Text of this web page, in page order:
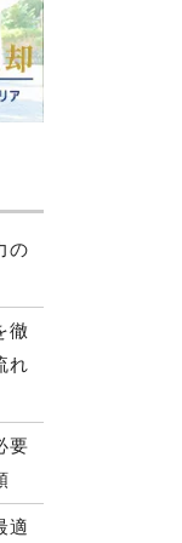
の
徹
れ
要
適